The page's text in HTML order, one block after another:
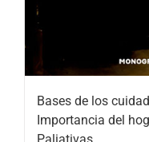
Bases de los
Importancia del